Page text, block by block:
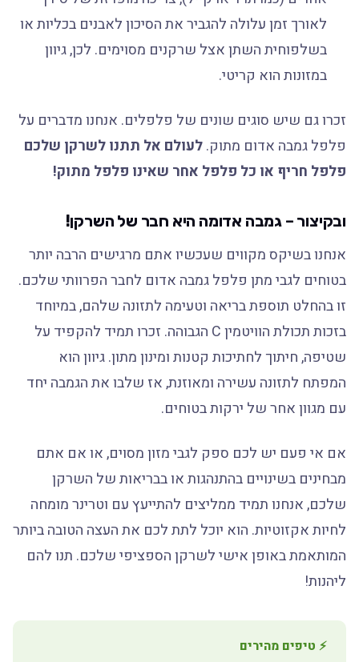
לאורך זמן עלולה להגביר את הסיכון לאבנים בכליות או
בשלפוחית השתן אצל שרקנים מסוימים. לכן, גיוון
במזונות הוא קריטי.
זכרו גם שיש סוגים שונים של פלפלים. אנחנו מדברים על
פלפל גמבה אדום מתוק.לעולם אל תתנו לשרקן שלכם
פלפל חריף או כל פלפל אחר שאינו פלפל מתוק!
ובקיצור – גמבה אדומה היא חבר של השרקן!
אנחנו בשיקס מקווים שעכשיו אתם מרגישים הרבה יותר
בטוחים לגבי מתן פלפל גמבה אדום לחבר הפרוותי שלכם.
זו בהחלט תוספת בריאה וטעימה לתזונה שלהם, במיוחד
בזכות תכולת הוויטמין C הגבוהה. זכרו תמיד להקפיד על
שטיפה, חיתוך לחתיכות קטנות ומינון מתון. גיוון הוא
המפתח לתזונה עשירה ומאוזנת, אז שלבו את הגמבה יחד
עם מגוון אחר של ירקות בטוחים.
אם אי פעם יש לכם ספק לגבי מזון מסוים, או אם אתם
מבחינים בשינויים בהתנהגות או בבריאות של השרקן
שלכם, אנחנו תמיד ממליצים להתייעץ עם וטרינר מומחה
לחיות אקזוטיות. הוא יוכל לתת לכם את העצה הטובה ביותר
המותאמת באופן אישי לשרקן הספציפי שלכם. תנו להם
ליהנות!
⚡ טיפים מהירים